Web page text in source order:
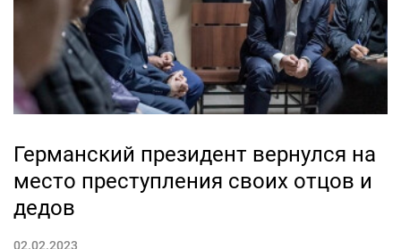
Германский президент вернулся на
место преступления своих отцов и
дедов
02.02.2023